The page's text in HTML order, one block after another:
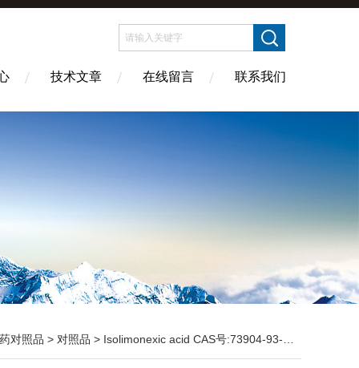
技术文章 在线留言 联系我们
对照品 > 对照品 > Isolimonexic acid CAS号:73904-93-5 HPLC98%